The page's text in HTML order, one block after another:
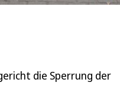
die Sperrung der